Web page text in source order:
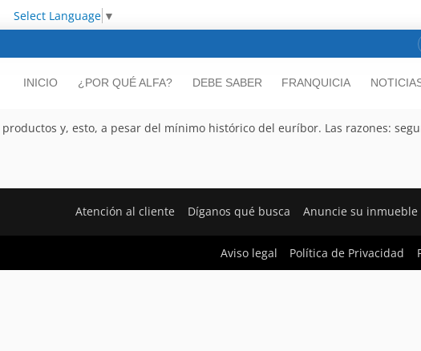
Select Language ▼
INICIO ¿POR QUÉ ALFA? DEBE SABER FRANQUICIA
y, esto, a pesar del mínimo histórico del euríbor. Las razones:
Atención al cliente Díganos qué busca Anuncie su inmueble
Aviso legal Política de Privacidad